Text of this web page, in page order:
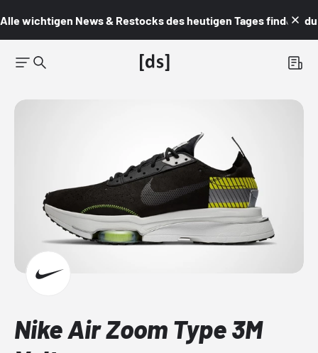
Alle wichtigen News & Restocks des heutigen Tages findest du
Nike Air Zoom Type 3M